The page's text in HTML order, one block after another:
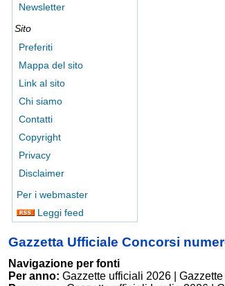
Newsletter
Sito
Preferiti
Mappa del sito
Link al sito
Chi siamo
Contatti
Copyright
Privacy
Disclaimer
Per i webmaster
Leggi feed
Gazzetta Ufficiale Concorsi
Navigazione per fonti
Per anno: Gazzette ufficiali 2026